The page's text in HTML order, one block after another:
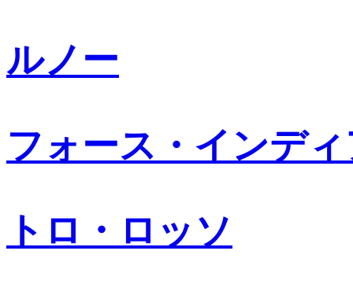
ルノー
フォース・インデ
トロ・ロッソ